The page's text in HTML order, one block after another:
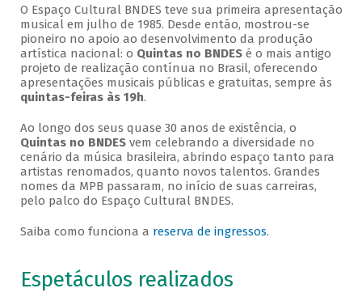
O Espaço Cultural BNDES teve sua primeira apresentação
musical em julho de 1985. Desde então, mostrou-se
pioneiro no apoio ao desenvolvimento da produção
artística nacional: o Quintas no BNDESé o mais antigo
projeto de realização contínua no Brasil, oferecendo
apresentações musicais públicas e gratuitas, sempre às
quintas-feiras às 19h.
Ao longo dos seus quase 30 anos de existência, o
Quintas no BNDESvem celebrando a diversidade no
cenário da música brasileira, abrindo espaço tanto para
artistas renomados, quanto novos talentos. Grandes
nomes da MPB passaram, no início de suas carreiras,
pelo palco do Espaço Cultural BNDES.
Saiba como funciona a reserva de ingressos.
Espetáculos realizados